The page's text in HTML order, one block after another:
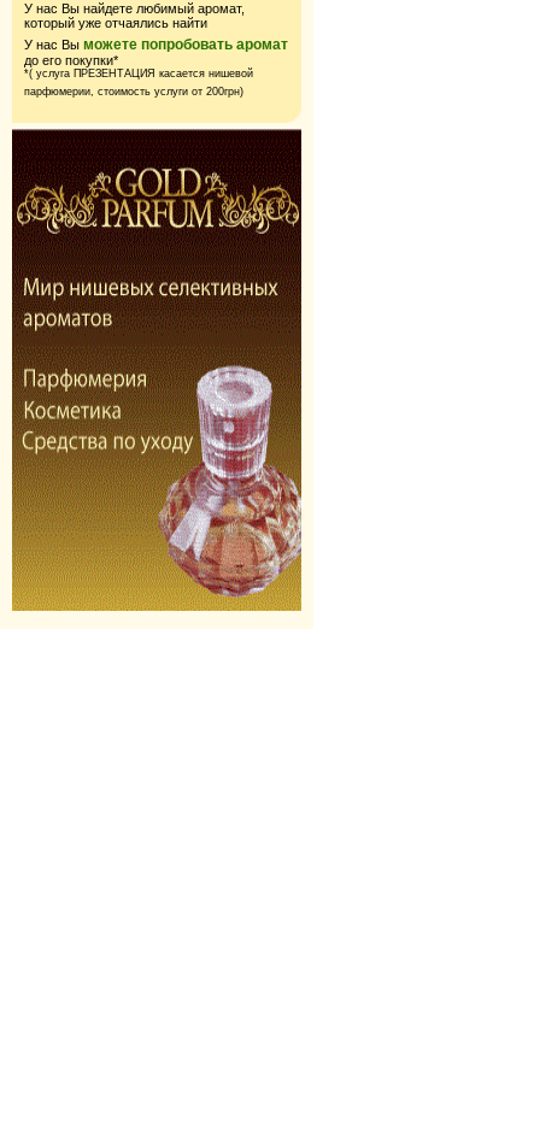
У нас Вы найдете любимый аромат,
который уже отчаялись найти
У нас Вы можете попробовать аромат
до его покупки*
*( услуга ПРЕЗЕНТАЦИЯ касается нишевой
парфюмерии, стоимость услуги от 200грн)